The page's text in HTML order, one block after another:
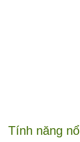
Tính năng